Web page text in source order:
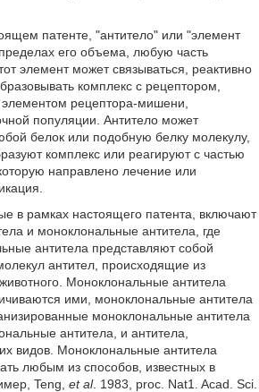
патенте, "антитело" или "элемент
его объема, любую часть
элемент может связываться, реактивно
комплекс с рецептором,
рецептора-мишени,
популяции. Антитело может
белок или подобную белку молекулу,
комплекс или реагируют с частью
направлено лечение или
в рамках настоящего патента, включают
и моноклональные антитела, где
антитела представляют собой
антител, происходящие из
Моноклональные антитела
ими, моноклональные антитела
моноклональные антитела
антитела, и антитела,
видов. Моноклональные антитела
любым из способов, известных в
Teng, et al. 1983, proc. Nat1. Acad. Sci.